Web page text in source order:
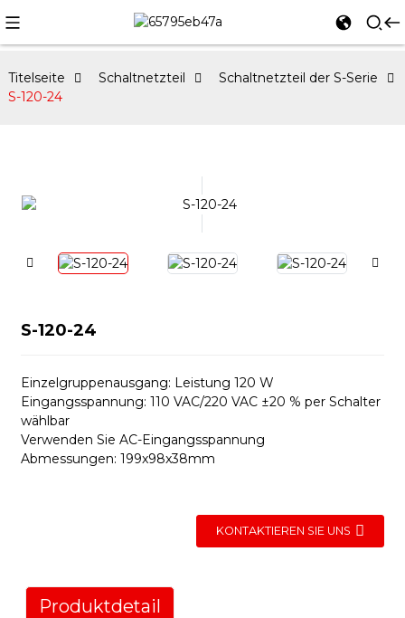
Titelseite Schaltnetzteil
Schaltnetzteil der S-Serie
S-120-24
S-120-24
Einzelgruppenausgang: Leistung 120 W
Eingangsspannung: 110 VAC/220 VAC ±20 % per Schalter
wählbar
Verwenden Sie AC-Eingangsspannung
Abmessungen: 199x98x38mm
KONTAKTIEREN SIE UNS
Produktdetail